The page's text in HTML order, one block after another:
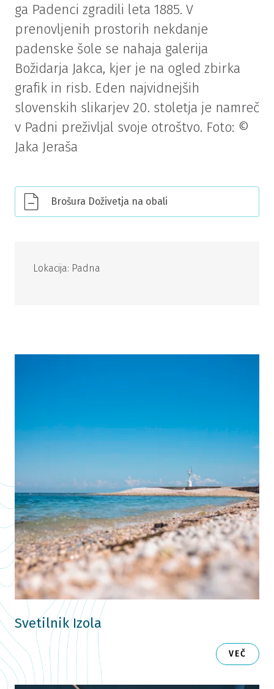
ga Padenci zgradili leta 1885. V
prenovljenih prostorih nekdanje
padenske šole se nahaja galerija
Božidarja Jakca, kjer je na ogled zbirka
grafik in risb. Eden najvidnejših
slovenskih slikarjev 20. stoletja je namreč
v Padni preživljal svoje otroštvo. Foto: ©
Jaka Jeraša
Brošura Doživetja na obali
Lokacija: Padna
Svetilnik Izola
VEČ